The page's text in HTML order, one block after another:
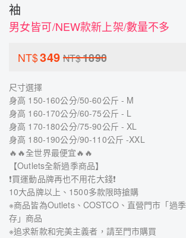
袖
男女皆可/NEW款新上架/數量不多
NT$349 NT$1890
尺寸選擇
身高 150-160公分/50-60公斤 - M
身高 160-170公分/60-75公斤 - L
身高 170-180公分/75-90公斤 - XL
身高 180-190公分/90-110公斤 -XXL
🔥🔥全世界最便宜🔥🔥
【Outlets全新過季商品】
❗買運動品牌再也不用花大錢❗
10大品牌以上、1500多款限時搶購
※商品皆為Outlets、COSTCO、直營門市「過
存」商品
※追求新款和完美主義者，請至門市購買